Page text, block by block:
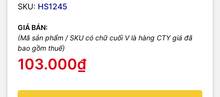
SKU: HS1245
GIÁ BÁN:
(Mã sản phẩm / SKU có chữ cuối V là hàng CTY giá đã
bao gồm thuế)
103.000₫